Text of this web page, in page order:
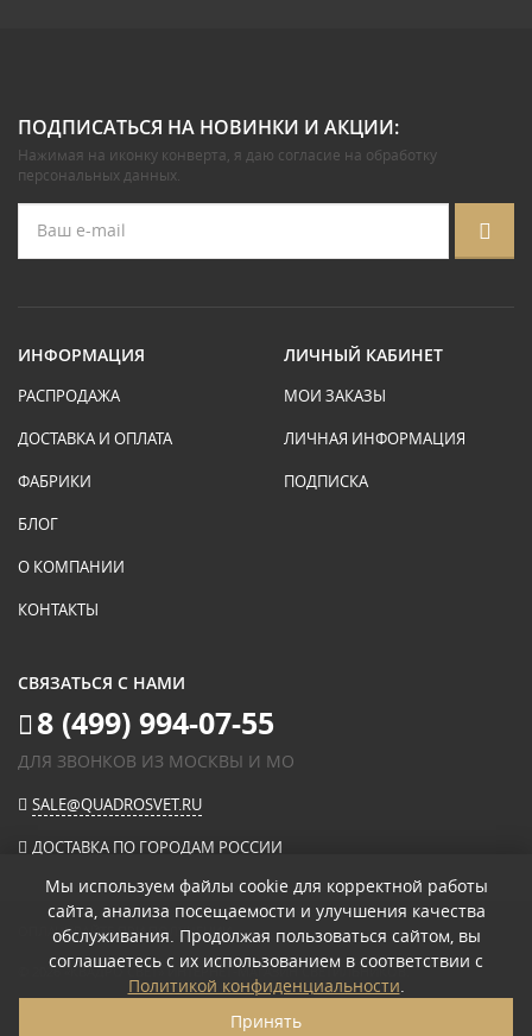
ПОДПИСАТЬСЯ НА НОВИНКИ И АКЦИИ:
Нажимая на иконку конверта, я даю согласие на обработку
персональных данных.
ИНФОРМАЦИЯ
РАСПРОДАЖА
ДОСТАВКА И ОПЛАТА
ФАБРИКИ
БЛОГ
О КОМПАНИИ
КОНТАКТЫ
ЛИЧНЫЙ КАБИНЕТ
МОИ ЗАКАЗЫ
ЛИЧНАЯ ИНФОРМАЦИЯ
ПОДПИСКА
СВЯЗАТЬСЯ С НАМИ
8 (499) 994-07-55
ДЛЯ ЗВОНКОВ ИЗ МОСКВЫ И МО
SALE@QUADROSVET.RU
ДОСТАВКА ПО ГОРОДАМ РОССИИ
ОПЛАЧИВАЙТЕ ПРИ ПОЛУЧЕНИИ
© 2026«КВАДРО СВЕТ» ИНТЕРНЕТ-МАГАЗИН СВЕТИЛЬНИКОВ.
ПОЛИТИКА КОНФИДЕНЦИАЛЬНОСТИ
Мы используем файлы cookie для корректной работы
сайта, анализа посещаемости и улучшения качества
обслуживания. Продолжая пользоваться сайтом, вы
соглашаетесь с их использованием в соответствии с
Политикой конфиденциальности.
Принять